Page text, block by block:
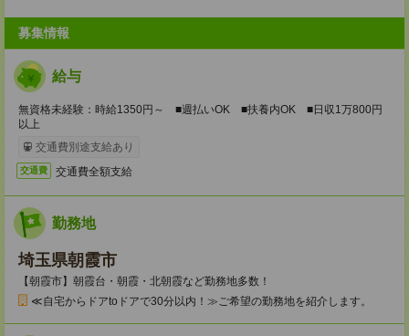
募集情報
給与
無資格未経験：時給1350円～ ■週払いOK ■扶養内OK ■日収1万800円
以上
交通費別途支給あり
交通費 交通費全額支給
勤務地
埼玉県朝霞市
【朝霞市】朝霞台・朝霞・北朝霞など勤務地多数！
≪自宅からドアtoドアで30分以内！≫ご希望の勤務地を紹介します。